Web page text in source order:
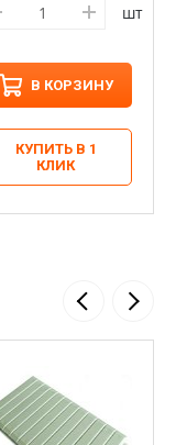
шт
В КОРЗИНУ
КУПИТЬ В 1
КЛИК